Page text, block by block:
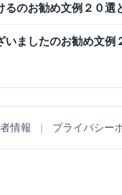
るのお勧め文例２０選
いましたのお勧め文例
情報 ｜ プライバシー